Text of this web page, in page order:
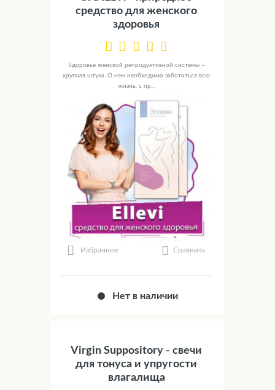
средство для женского
здоровья
Здоровье женской репродуктивной системы –
хрупкая штука. О нем необходимо заботиться всю
жизнь, с пр...
Избранное Сравнить
Нет в наличии
Virgin Suppository - свечи
для тонуса и упругости
влагалища